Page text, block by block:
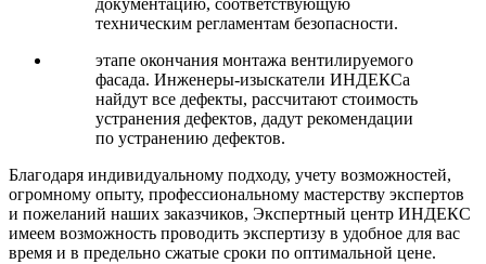
документацию, соответствующую
техническим регламентам безопасности.
этапе окончания монтажа вентилируемого
фасада. Инженеры-изыскатели ИНДЕКСа
найдут все дефекты, рассчитают стоимость
устранения дефектов, дадут рекомендации
по устранению дефектов.
Благодаря индивидуальному подходу, учету возможностей,
огромному опыту, профессиональному мастерству экспертов
и пожеланий наших заказчиков, Экспертный центр ИНДЕКС
имеем возможность проводить экспертизу в удобное для вас
время и в предельно сжатые сроки по оптимальной цене.